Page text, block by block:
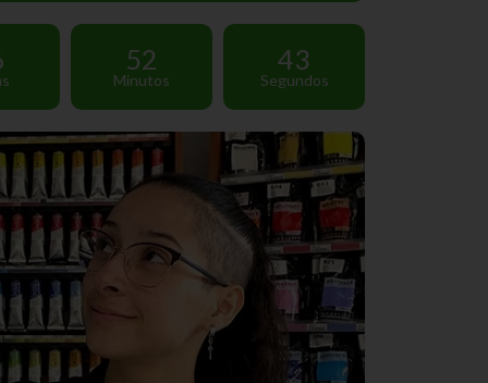
52
Minutos
41
Segundos